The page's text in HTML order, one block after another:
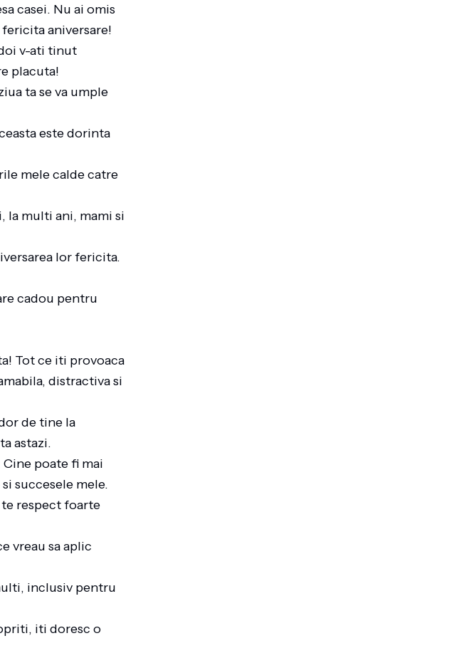
casei. Nu ai omis
aniversare!
v-ati tinut
placuta!
ta se va umple
este dorinta
mele calde catre
multi ani, mami si
lor fericita.
cadou pentru
Tot ce iti provoaca
distractiva si
de tine la
astazi.
poate fi mai
succesele mele.
te respect foarte
vreau sa aplic
inclusiv pentru
iti doresc o